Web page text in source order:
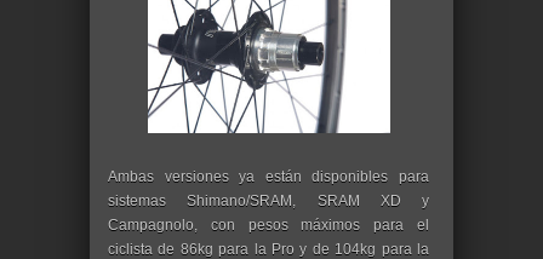
Ambas versiones ya están disponibles para
sistemas Shimano/SRAM, SRAM XD y
Campagnolo, con pesos máximos para el
ciclista de 86kg para la Pro y de 104kg para la